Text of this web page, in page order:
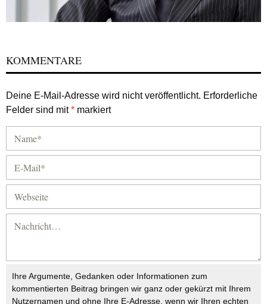
KOMMENTARE
Deine E-Mail-Adresse wird nicht veröffentlicht. Erforderliche
Felder sind mit* markiert
Ihre Argumente, Gedanken oder Informationen zum
kommentierten Beitrag bringen wir ganz oder gekürzt mit Ihrem
Nutzernamen und ohne Ihre E-Adresse, wenn wir Ihren echten